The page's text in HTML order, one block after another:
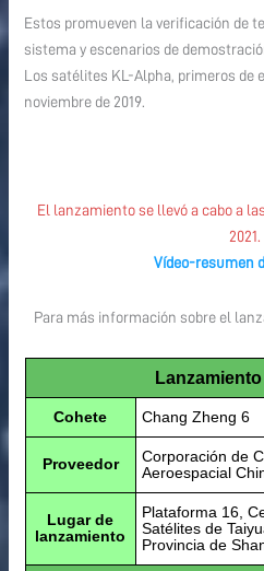
Estos promueven la verificación de
sistema y escenarios de
Los satélites KL-Alpha, primeros de
noviembre de 2019.
El lanzamiento se llevó a cabo a
2021.
Vídeo-resumen
Para más información sobre el
Cohete Chang Zheng 6
Proveedor
Corporación de
Aeroespacial
Lugar de
lanzamiento
Plataforma 16,
Satélites de
Provincia de